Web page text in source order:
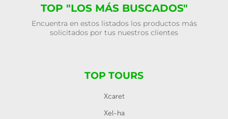
TOP "LOS MÁS BUSCADOS"
Encuentra en estos listados los productos más
solicitados por tus nuestros clientes
TOP TOURS
Xcaret
Xel-ha